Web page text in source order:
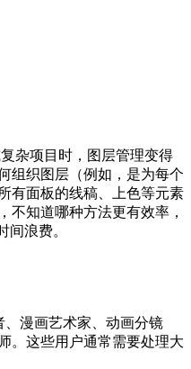
杂项目时，图层管理变得
组织图层（例如，是为每个
有面板的线稿、上色等元素
不知道哪种方法更有效率，
间浪费。
、漫画艺术家、动画分镜
。这些用户通常需要处理大